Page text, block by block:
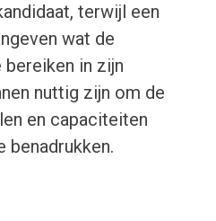
terwijl een
wat de
in zijn
nuttig zijn om de
en capaciteiten
benadrukken.